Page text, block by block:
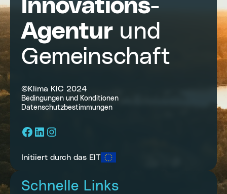
Innovations-
Agentur und
Gemeinschaft
©Klima KIC 2024
Bedingungen und Konditionen
Datenschutzbestimmungen
Facebook
LinkedIn
Instagram
Initiiert durch das EIT
Schnelle Links